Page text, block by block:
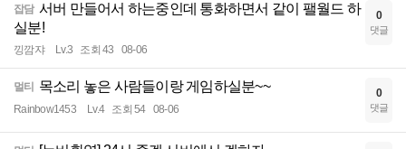
잡담 서버 만들어서 하는중인데 통화하면서 같이 팰월드 하
실분!
낑깜쟈 Lv.3 조회 43 08-06
0
댓글
멀티 목소리 놓은 사람들이랑 게임하실분~~
Rainbow1453 Lv.4 조회 54 08-06
0
댓글